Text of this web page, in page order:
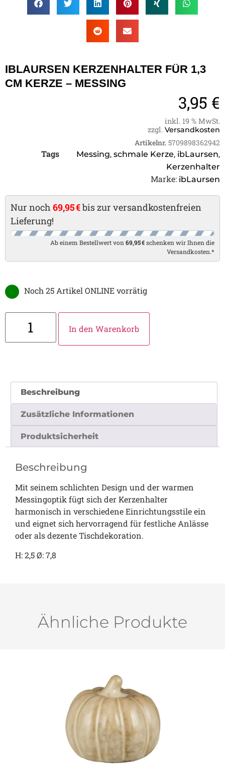
IBLAURSEN KERZENHALTER FÜR 1,3
CM KERZE – MESSING
3,95 €
inkl. 19 % MwSt.
zzgl. Versandkosten
Artikelnr. 5709898362942
Tags Messing, schmale Kerze, ibLaursen,
Kerzenhalter
Marke: ibLaursen
Nur noch 69,95 €bis zur versandkostenfreien
Lieferung!
Ab einem Bestellwert von 69,95 €schenken wir Ihnen die
Versandkosten.*
Noch 25 Artikel ONLINE vorrätig
In den Warenkorb
Beschreibung
Zusätzliche Informationen
Produktsicherheit
Beschreibung
Mit seinem schlichten Design und der warmen
Messingoptik fügt sich der Kerzenhalter
harmonisch in verschiedene Einrichtungsstile ein
und eignet sich hervorragend für festliche Anlässe
oder als dezente Tischdekoration.
H: 2,5 Ø: 7,8
Ähnliche Produkte